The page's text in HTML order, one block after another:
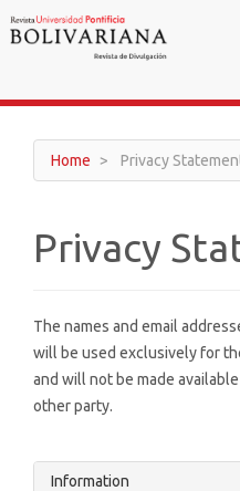
Navigation
Sidebar
Home Privacy
Privacy
The names and email
will be used exclusively for
and will not be made
other party.
Information